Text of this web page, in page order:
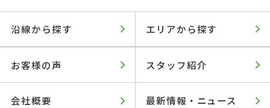
沿線から探す エリアから探す
お客様の声 スタッフ紹介
会社概要 最新情報・ニュース